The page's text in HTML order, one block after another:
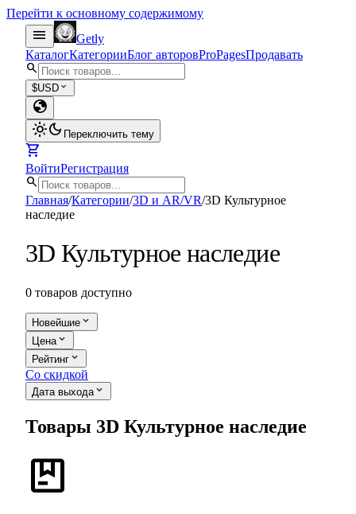
Перейти к основному содержимому
menu
Getly
КаталогКатегорииБлог авторовProPagesПродавать
search
$USD expand_more
globe
light_modedark_mode Переключить тему
shopping_cart
ВойтиРегистрация
search
Главная/Категории/3D и AR/VR/3D Культурное
наследие
3D Культурное наследие
0 товаров доступно
Новейшие expand_more
Цена expand_more
Рейтинг expand_more
Со скидкой
Дата выхода expand_more
Товары 3D Культурное наследие
package